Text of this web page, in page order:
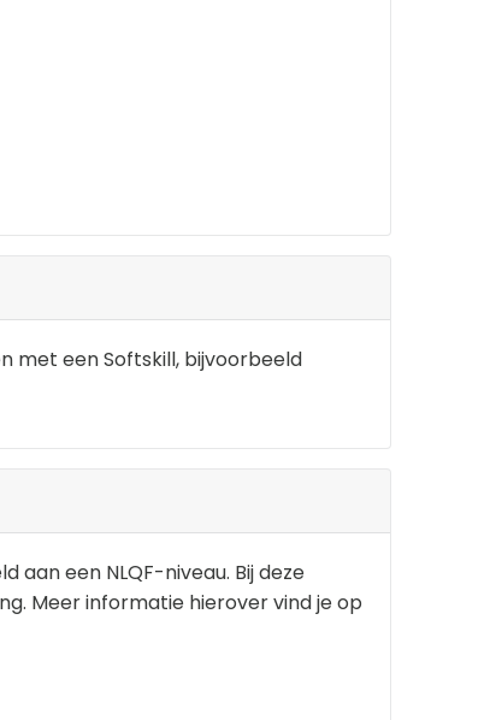
met een Softskill, bijvoorbeeld
aan een NLQF-niveau. Bij deze
Meer informatie hierover vind je op